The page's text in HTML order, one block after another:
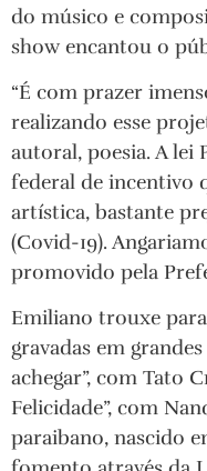
do músico e
show encantou o
“É com prazer
realizando esse
autoral, poesia. A lei
federal de incentivo
artística, bastante
(Covid-19).
promovido pela
Emiliano trouxe
gravadas em
achegar”, com Tato
Felicidade”, com
paraibano, nascido